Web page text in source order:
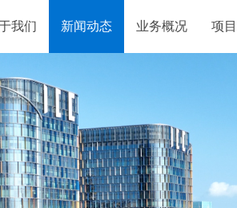
我们 新闻动态 业务概况 项